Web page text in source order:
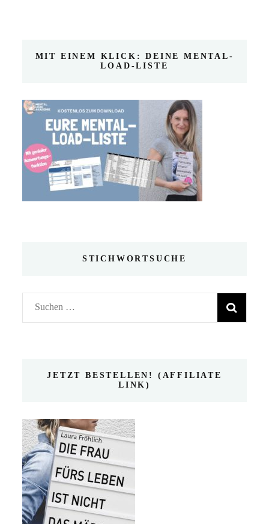
MIT EINEM KLICK: DEINE MENTAL-
LOAD-LISTE
STICHWORTSUCHE
Suchen
nach:
JETZT BESTELLEN! (AFFILIATE
LINK)